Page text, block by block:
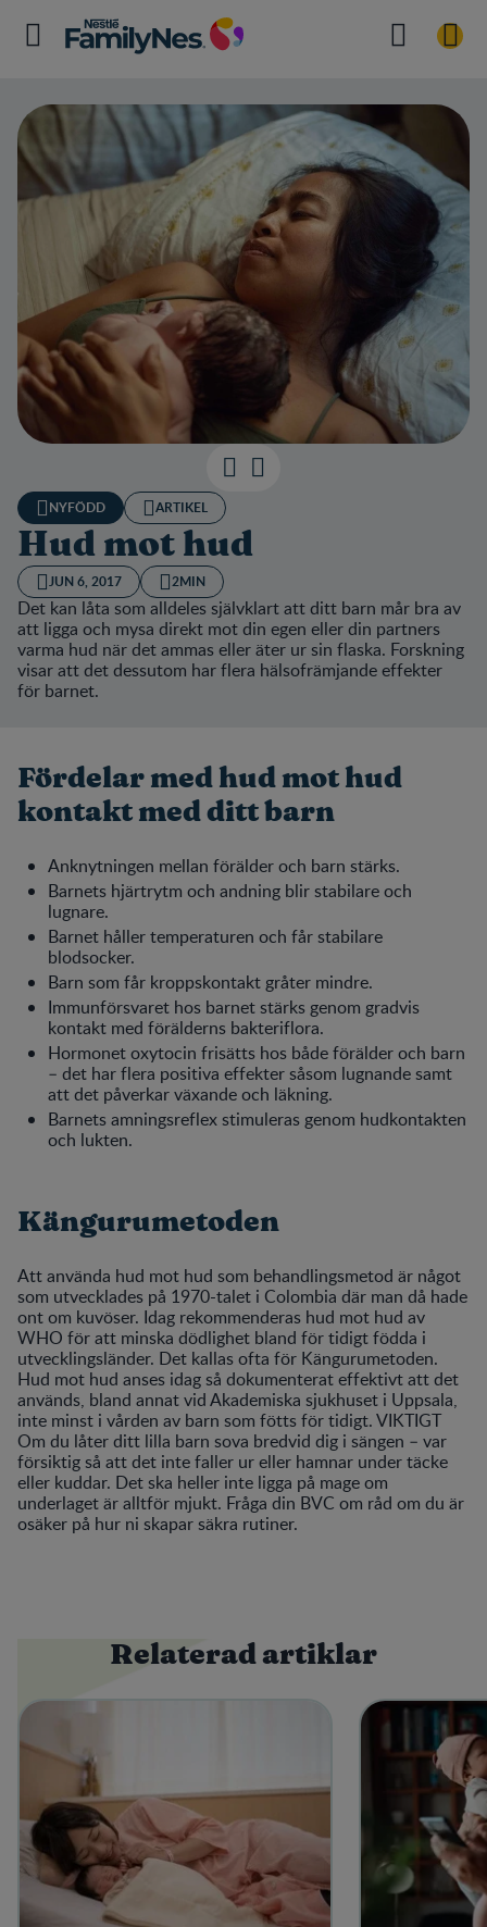
NYFÖDD ARTIKEL
Hud mot hud
JUN 6, 2017 2MIN
Det kan låta som alldeles självklart att ditt barn mår bra av
att ligga och mysa direkt mot din egen eller din partners
varma hud när det ammas eller äter ur sin flaska. Forskning
visar att det dessutom har flera hälsofrämjande effekter
för barnet.
Fördelar med hud mot hud
kontakt med ditt barn
Anknytningen mellan förälder och barn stärks.
Barnets hjärtrytm och andning blir stabilare och
lugnare.
Barnet håller temperaturen och får stabilare
blodsocker.
Barn som får kroppskontakt gråter mindre.
Immunförsvaret hos barnet stärks genom gradvis
kontakt med förälderns bakteriflora.
Hormonet oxytocin frisätts hos både förälder och barn
– det har flera positiva effekter såsom lugnande samt
att det påverkar växande och läkning.
Barnets amningsreflex stimuleras genom hudkontakten
och lukten.
Kängurumetoden
Att använda hud mot hud som behandlingsmetod är något
som utvecklades på 1970-talet i Colombia där man då hade
ont om kuvöser. Idag rekommenderas hud mot hud av
WHO för att minska dödlighet bland för tidigt födda i
utvecklingsländer. Det kallas ofta för Kängurumetoden.
Hud mot hud anses idag så dokumenterat effektivt att det
används, bland annat vid Akademiska sjukhuset i Uppsala,
inte minst i vården av barn som fötts för tidigt. VIKTIGT
Om du låter ditt lilla barn sova bredvid dig i sängen – var
försiktig så att det inte faller ur eller hamnar under täcke
eller kuddar. Det ska heller inte ligga på mage om
underlaget är alltför mjukt. Fråga din BVC om råd om du är
osäker på hur ni skapar säkra rutiner.
Relaterad artiklar